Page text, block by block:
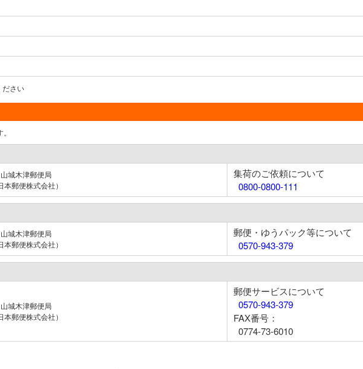
ださい
山城木津郵便局
本郵便株式会社）
集荷のご依頼について
0800-0800-111
山城木津郵便局
本郵便株式会社）
郵便・ゆうパック等について
0570-943-379
山城木津郵便局
本郵便株式会社）
郵便サービスについて
0570-943-379
FAX番号：
0774-73-6010